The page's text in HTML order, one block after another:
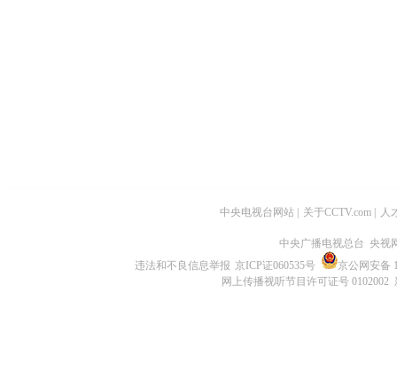
中央电视台网站 | 关于CCTV.com | 人
中央广播电视总台 央视
违法和不良信息举报 京ICP证060535号
京公网安备
网上传播视听节目许可证号 0102002